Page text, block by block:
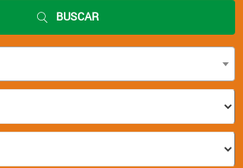
BUSCAR